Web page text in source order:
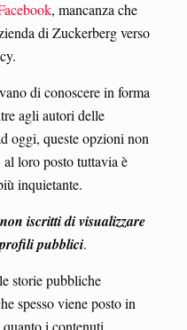
, mancanza che
di Zuckerberg verso
di conoscere in forma
agli autori delle
oggi, queste opzioni non
loro posto tuttavia è
inquietante.
iscritti di visualizzare
pubblici.
storie pubbliche
spesso viene posto in
i contenuti